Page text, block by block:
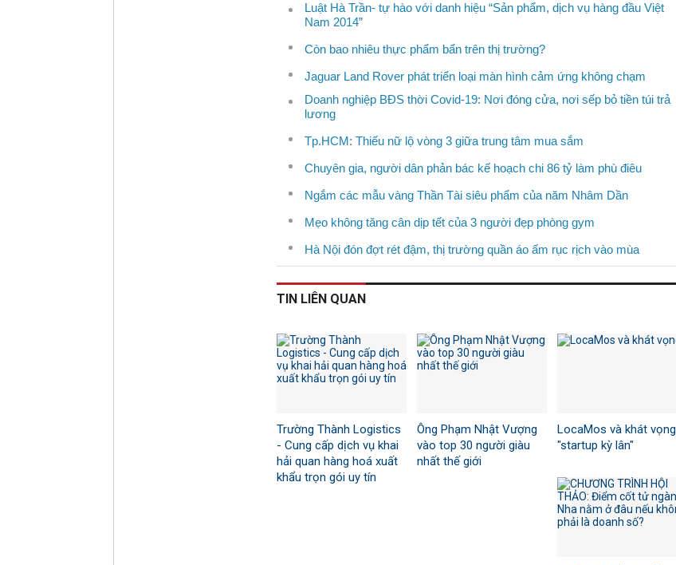
Luật Hà Trần- tự hào với danh hiệu “Sản phẩm, dịch vụ hàng đầu Việt
Nam 2014”
Còn bao nhiêu thực phẩm bẩn trên thị trường?
Jaguar Land Rover phát triển loại màn hình cảm ứng không chạm
Doanh nghiệp BĐS thời Covid-19: Nơi đóng cửa, nơi sếp bỏ tiền túi trả
lương
Tp.HCM: Thiếu nữ lộ vòng 3 giữa trung tâm mua sắm
Chuyên gia, người dân phản bác kế hoạch chi 86 tỷ làm phù điêu
Ngắm các mẫu vàng Thần Tài siêu phẩm của năm Nhâm Dần
Mẹo không tăng cân dịp tết của 3 người đẹp phòng gym
Hà Nội đón đợt rét đậm, thị trường quần áo ấm rục rịch vào mùa
TIN LIÊN QUAN
Trường Thành Logistics
- Cung cấp dịch vụ khai
hải quan hàng hoá xuất
khẩu trọn gói uy tín
Ông Phạm Nhật Vượng
vào top 30 người giàu
nhất thế giới
LocaMos và khát vọng
"startup kỳ lân"